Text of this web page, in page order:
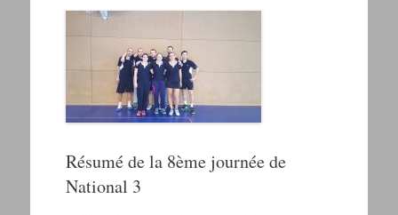
Résumé de la 8ème journée de
National 3